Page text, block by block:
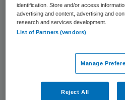
in over het gebruik van
in de twaalf maanden
medicatie. Negen
middelen niet op recept
hebben gekregen.
identification. Store and/or access
advertising and content, advertising and
research and services development.
List of Partners (vendors)
Manage
Reject All